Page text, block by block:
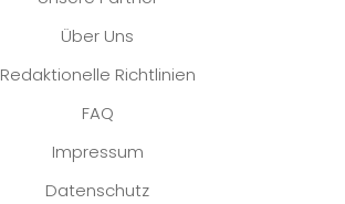
Über Uns
Redaktionelle Richtlinien
FAQ
Impressum
Datenschutz